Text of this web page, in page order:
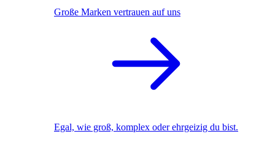
Große Marken vertrauen auf uns
Egal, wie groß, komplex oder ehrgeizig du bist.